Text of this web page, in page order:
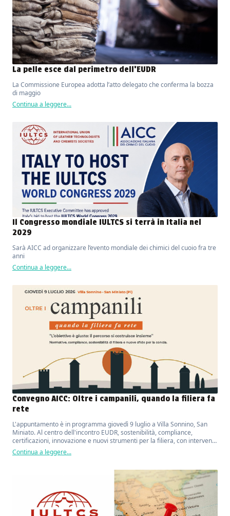
La pelle esce dal perimetro dell’EUDR
La Commissione Europea adotta l’atto delegato che conferma la bozza
di maggio
Continua a leggere...
Il Congresso mondiale IULTCS si terrà in Italia nel
2029
Sarà AICC ad organizzare l’evento mondiale dei chimici del cuoio fra tre
anni
Continua a leggere...
Convegno AICC: Oltre i campanili, quando la filiera fa
rete
L'appuntamento è in programma giovedì 9 luglio a Villa Sonnino, San
Miniato. Al centro dell'incontro EUDR, sostenibilità, compliance,
certificazioni, innovazione e nuovi strumenti per la filiera, con interventi
di esperti del settore e una tavola rotonda dedicata al valore della
collaborazione.
Continua a leggere...